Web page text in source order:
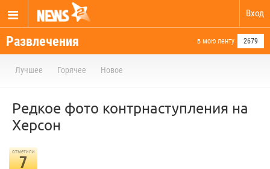
Вход
Развлечения в мою ленту 2679
Лучшее Горячее Новое
Редкое фото контрнаступления на
Херсон
отметили
7